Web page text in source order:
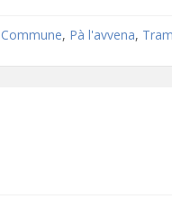
Commune, Pà l'avvena,